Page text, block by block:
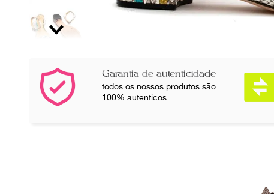
Garantia de autenticidade
todos os nossos produtos são
100% autenticos